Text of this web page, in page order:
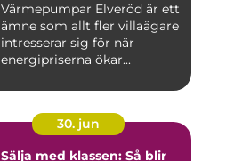
Värmepumpar Elveröd är ett
ämne som allt fler villaägare
intresserar sig för när
energipriserna ökar...
30. jun
Sälja med klassen: Så blir